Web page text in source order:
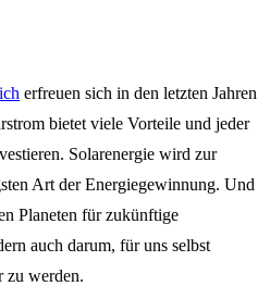
erfreuen sich in den letzten Jahren
bietet viele Vorteile und jeder
Solarenergie wird zur
Art der Energiegewinnung. Und
Planeten für zukünftige
auch darum, für uns selbst
zu werden.